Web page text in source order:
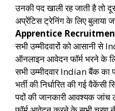
उनकी पद खाली रह जाती है तो
अप्रेंटिस ट्रेनिंग के लिए बुलाया
Apprentice
सभी उम्मीदवारों को आसानी से
ऑनलाइन आवेदन फॉर्म भरने के
सभी उम्मीदवार Indian बैंक
भर्ती की निर्धारित की गई
पदों की जानकारी आवश्यक जांच